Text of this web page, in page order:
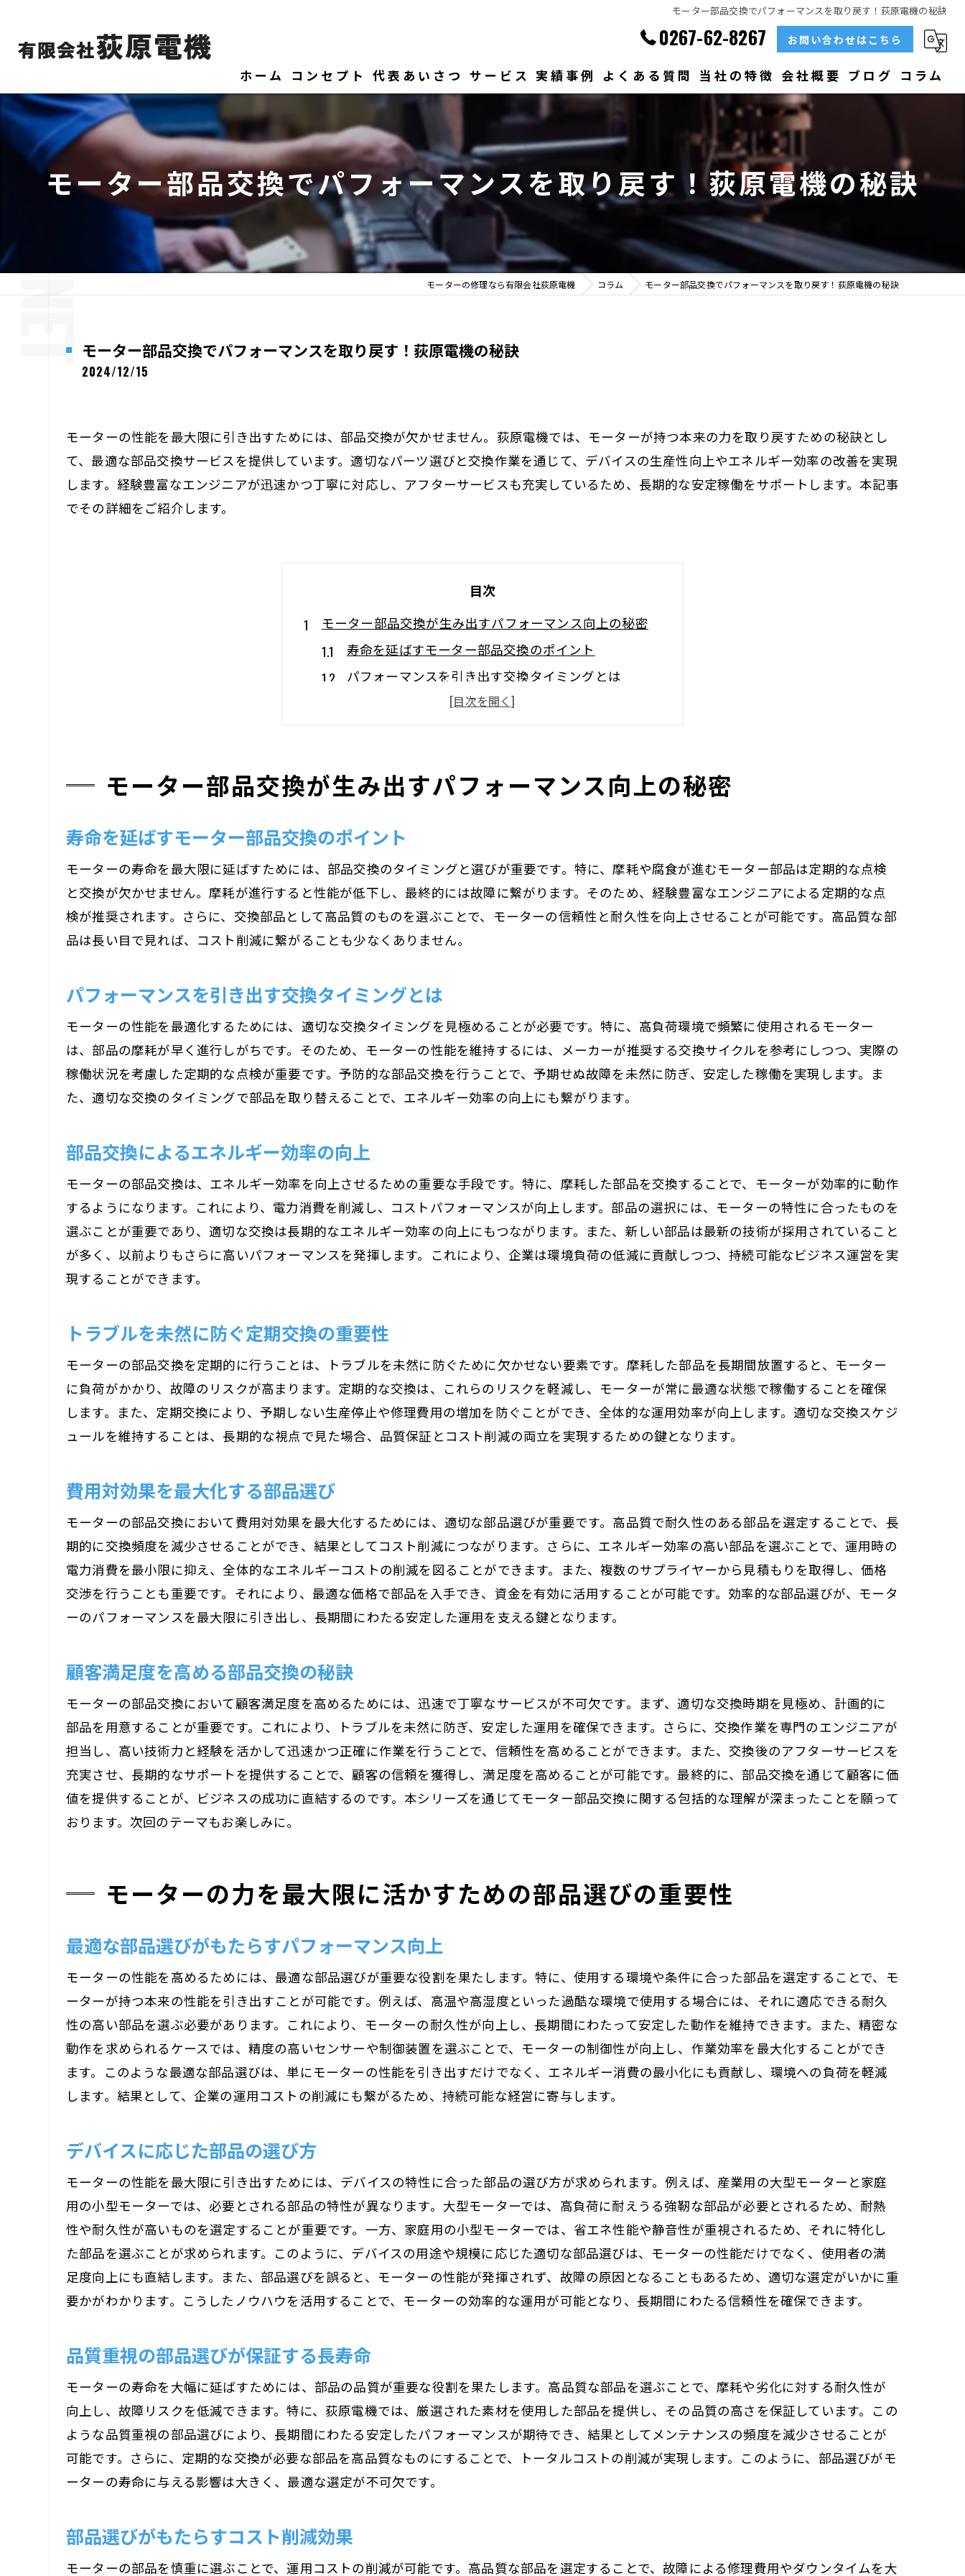
モーター部品交換でパフォーマンスを取り戻す！荻原電機の秘訣
0267-62-8267 お問い合わせはこちら
ホーム コンセプト 代表あいさつ サービス 実績事例 よくある質問 当社の特徴
ベアリング
大型
メンテナンス
販売
会社概要 ブログ コラム
モーター部品交換でパフォーマンスを取り戻す！荻原電機の秘訣
モーターの修理なら有限会社荻原電機 コラム モーター部品交換でパフォーマンスを取り戻す！荻原電機の秘訣
モーター部品交換でパフォーマンスを取り戻す！荻原電機の秘訣
2024/12/15
モーターの性能を最大限に引き出すためには、部品交換が欠かせません。荻原電機では、モーターが持つ本来の力を取り戻すための秘訣とし
て、最適な部品交換サービスを提供しています。適切なパーツ選びと交換作業を通じて、デバイスの生産性向上やエネルギー効率の改善を実現
します。経験豊富なエンジニアが迅速かつ丁寧に対応し、アフターサービスも充実しているため、長期的な安定稼働をサポートします。本記事
でその詳細をご紹介します。
目次
モーター部品交換が生み出すパフォーマンス向上の秘密
寿命を延ばすモーター部品交換のポイント
パフォーマンスを引き出す交換タイミングとは
部品交換によるエネルギー効率の向上
トラブルを未然に防ぐ定期交換の重要性
顧客満足度を高める部品交換の秘訣
最適な部品選びがもたらすパフォーマンス向上
デバイスに応じた部品の選び方
品質重視の部品選びが保証する長寿命
部品選びがもたらすコスト削減効果
異なる用途に対応する部品選択のポイント
荻原電機が提供するモーター最適化の部品交換サービス
信頼性の高いサービスの特徴
最新技術を駆使した交換作業
顧客ニーズに応じたカスタマイズ交換
迅速かつ丁寧なサービスの提供
高品質な部品交換が実現する安心の保証
エネルギー効率を高めるために必要なモーターの部品交換
環境に優しい部品選びの重要性
エネルギー消費を抑える最適な交換タイミング
持続可能な運用を支える部品の選定
交換による効率改善の実例
モーターの生産性を向上させるための部品交換のステップ
交換プロセスの概要
各ステップで注意すべきポイント
迅速な作業を可能にする準備
交換後のパフォーマンス確認方法
経験豊富なエンジニアが実現するモーター性能の復活
専門知識を活かした精密作業
現場での迅速な問題解決能力
確かな技術で信頼されるエンジニア
顧客満足を追求したサポート
トレーニングを受けたプロフェッショナルの対応
長期的な安定稼働を支えるモーター部品交換の重要性
安定した稼働を維持するための交換計画
予防保全としての部品交換の意義
交換が保証する信頼性の向上
迅速な対応が可能なアフターサービス
トラブルシューティングのプロセス
交換後のサポート体制
顧客サポートの強化策
安心の保証制度とその内容
モーター部品交換が生み出すパフォーマンス向上の秘密
寿命を延ばすモーター部品交換のポイント
モーターの寿命を最大限に延ばすためには、部品交換のタイミングと選びが重要です。特に、摩耗や腐食が進むモーター部品は定期的な点検
と交換が欠かせません。摩耗が進行すると性能が低下し、最終的には故障に繋がります。そのため、経験豊富なエンジニアによる定期的な点
検が推奨されます。さらに、交換部品として高品質のものを選ぶことで、モーターの信頼性と耐久性を向上させることが可能です。高品質な部
品は長い目で見れば、コスト削減に繋がることも少なくありません。
パフォーマンスを引き出す交換タイミングとは
モーターの性能を最適化するためには、適切な交換タイミングを見極めることが必要です。特に、高負荷環境で頻繁に使用されるモーター
は、部品の摩耗が早く進行しがちです。そのため、モーターの性能を維持するには、メーカーが推奨する交換サイクルを参考にしつつ、実際の
稼働状況を考慮した定期的な点検が重要です。予防的な部品交換を行うことで、予期せぬ故障を未然に防ぎ、安定した稼働を実現します。ま
た、適切な交換のタイミングで部品を取り替えることで、エネルギー効率の向上にも繋がります。
部品交換によるエネルギー効率の向上
モーターの部品交換は、エネルギー効率を向上させるための重要な手段です。特に、摩耗した部品を交換することで、モーターが効率的に動作
するようになります。これにより、電力消費を削減し、コストパフォーマンスが向上します。部品の選択には、モーターの特性に合ったものを
選ぶことが重要であり、適切な交換は長期的なエネルギー効率の向上にもつながります。また、新しい部品は最新の技術が採用されていること
が多く、以前よりもさらに高いパフォーマンスを発揮します。これにより、企業は環境負荷の低減に貢献しつつ、持続可能なビジネス運営を実
現することができます。
トラブルを未然に防ぐ定期交換の重要性
モーターの部品交換を定期的に行うことは、トラブルを未然に防ぐために欠かせない要素です。摩耗した部品を長期間放置すると、モーター
に負荷がかかり、故障のリスクが高まります。定期的な交換は、これらのリスクを軽減し、モーターが常に最適な状態で稼働することを確保
します。また、定期交換により、予期しない生産停止や修理費用の増加を防ぐことができ、全体的な運用効率が向上します。適切な交換スケジ
ュールを維持することは、長期的な視点で見た場合、品質保証とコスト削減の両立を実現するための鍵となります。
費用対効果を最大化する部品選び
モーターの部品交換において費用対効果を最大化するためには、適切な部品選びが重要です。高品質で耐久性のある部品を選定することで、長
期的に交換頻度を減少させることができ、結果としてコスト削減につながります。さらに、エネルギー効率の高い部品を選ぶことで、運用時の
電力消費を最小限に抑え、全体的なエネルギーコストの削減を図ることができます。また、複数のサプライヤーから見積もりを取得し、価格
交渉を行うことも重要です。それにより、最適な価格で部品を入手でき、資金を有効に活用することが可能です。効率的な部品選びが、モータ
ーのパフォーマンスを最大限に引き出し、長期間にわたる安定した運用を支える鍵となります。
顧客満足度を高める部品交換の秘訣
モーターの部品交換において顧客満足度を高めるためには、迅速で丁寧なサービスが不可欠です。まず、適切な交換時期を見極め、計画的に
部品を用意することが重要です。これにより、トラブルを未然に防ぎ、安定した運用を確保できます。さらに、交換作業を専門のエンジニアが
担当し、高い技術力と経験を活かして迅速かつ正確に作業を行うことで、信頼性を高めることができます。また、交換後のアフターサービスを
充実させ、長期的なサポートを提供することで、顧客の信頼を獲得し、満足度を高めることが可能です。最終的に、部品交換を通じて顧客に価
値を提供することが、ビジネスの成功に直結するのです。本シリーズを通じてモーター部品交換に関する包括的な理解が深まったことを願って
おります。次回のテーマもお楽しみに。
モーターの力を最大限に活かすための部品選びの重要性
最適な部品選びがもたらすパフォーマンス向上
モーターの性能を高めるためには、最適な部品選びが重要な役割を果たします。特に、使用する環境や条件に合った部品を選定することで、モ
ーターが持つ本来の性能を引き出すことが可能です。例えば、高温や高湿度といった過酷な環境で使用する場合には、それに適応できる耐久
性の高い部品を選ぶ必要があります。これにより、モーターの耐久性が向上し、長期間にわたって安定した動作を維持できます。また、精密な
動作を求められるケースでは、精度の高いセンサーや制御装置を選ぶことで、モーターの制御性が向上し、作業効率を最大化することができ
ます。このような最適な部品選びは、単にモーターの性能を引き出すだけでなく、エネルギー消費の最小化にも貢献し、環境への負荷を軽減
します。結果として、企業の運用コストの削減にも繋がるため、持続可能な経営に寄与します。
デバイスに応じた部品の選び方
モーターの性能を最大限に引き出すためには、デバイスの特性に合った部品の選び方が求められます。例えば、産業用の大型モーターと家庭
用の小型モーターでは、必要とされる部品の特性が異なります。大型モーターでは、高負荷に耐えうる強靭な部品が必要とされるため、耐熱
性や耐久性が高いものを選定することが重要です。一方、家庭用の小型モーターでは、省エネ性能や静音性が重視されるため、それに特化し
た部品を選ぶことが求められます。このように、デバイスの用途や規模に応じた適切な部品選びは、モーターの性能だけでなく、使用者の満
足度向上にも直結します。また、部品選びを誤ると、モーターの性能が発揮されず、故障の原因となることもあるため、適切な選定がいかに重
要かがわかります。こうしたノウハウを活用することで、モーターの効率的な運用が可能となり、長期間にわたる信頼性を確保できます。
品質重視の部品選びが保証する長寿命
モーターの寿命を大幅に延ばすためには、部品の品質が重要な役割を果たします。高品質な部品を選ぶことで、摩耗や劣化に対する耐久性が
向上し、故障リスクを低減できます。特に、荻原電機では、厳選された素材を使用した部品を提供し、その品質の高さを保証しています。この
ような品質重視の部品選びにより、長期間にわたる安定したパフォーマンスが期待でき、結果としてメンテナンスの頻度を減少させることが
可能です。さらに、定期的な交換が必要な部品を高品質なものにすることで、トータルコストの削減が実現します。このように、部品選びがモ
ーターの寿命に与える影響は大きく、最適な選定が不可欠です。
部品選びがもたらすコスト削減効果
モーターの部品を慎重に選ぶことで、運用コストの削減が可能です。高品質な部品を選定することで、故障による修理費用やダウンタイムを大